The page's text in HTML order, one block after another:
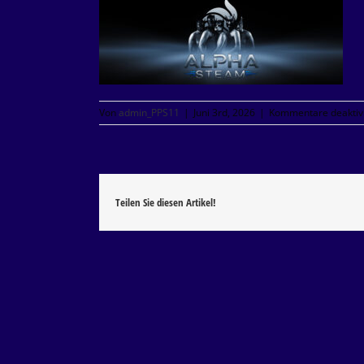
Von admin_PPS11 | Juni 3rd, 2026 | Kommentare
Teilen Sie diesen Artikel!